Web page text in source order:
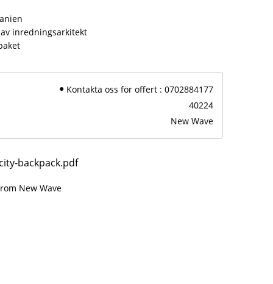
inredningsarkitekt
Kontakta oss för offert : 0702884177
40224
New Wave
backpack.pdf
New Wave